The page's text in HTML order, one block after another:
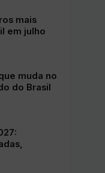
mais
em julho
muda no
do Brasil